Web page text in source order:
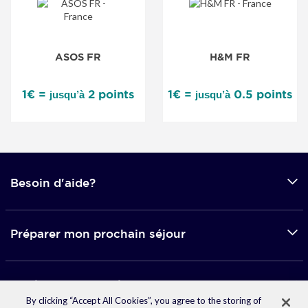
ASOS FR
1€ = jusqu’à2 points
H&M FR
1€ = jusqu’à0.5 points
Besoin d'aide?
Préparer mon prochain séjour
Applications mobile
By clicking “Accept All Cookies”, you agree to the storing of